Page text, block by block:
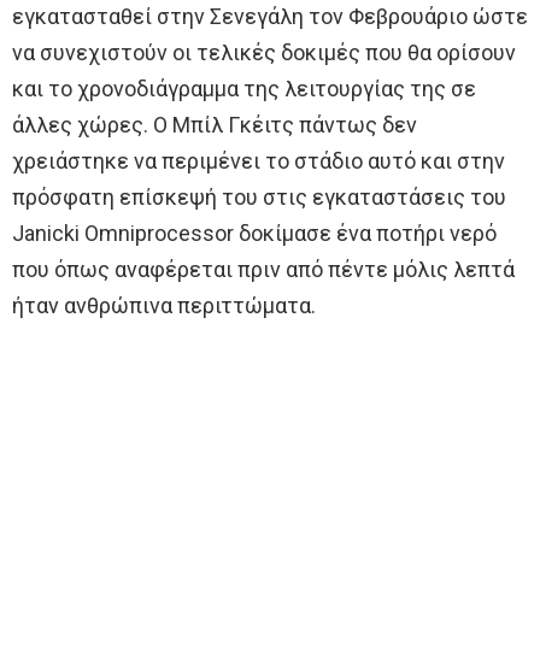
εγκατασταθεί στην Σενεγάλη τον Φεβρουάριο ώστε
να συνεχιστούν οι τελικές δοκιμές που θα ορίσουν
και το χρονοδιάγραμμα της λειτουργίας της σε
άλλες χώρες. Ο Μπίλ Γκέιτς πάντως δεν
χρειάστηκε να περιμένει το στάδιο αυτό και στην
πρόσφατη επίσκεψή του στις εγκαταστάσεις του
Janicki Omniprocessor δοκίμασε ένα ποτήρι νερό
που όπως αναφέρεται πριν από πέντε μόλις λεπτά
ήταν ανθρώπινα περιττώματα.